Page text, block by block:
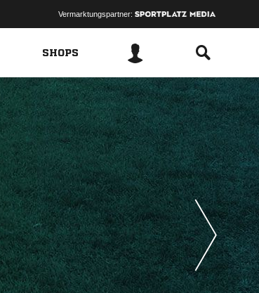
Vermarktungspartner:
SHOPS